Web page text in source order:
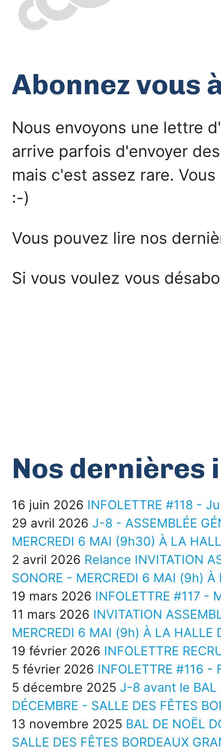
Abonnez vous
Nous envoyons une lettre
arrive parfois d'envoyer
mais c'est assez rare.
:-)
Vous pouvez lire nos
Si vous voulez vous
Nos
16 juin 2026 INFOLETTRE #118 -
29 avril 2026 J-8 - ASSEMBLÉE
MERCREDI 6 MAI (9h30) À LA
2 avril 2026 Relance INVITATION
SONORE - MERCREDI 6 MAI (9h)
19 mars 2026 INFOLETTRE #117 -
11 mars 2026 INVITATION
MERCREDI 6 MAI (9h) À LA HALLE
19 février 2026 INFOLETTRE
5 février 2026 INFOLETTRE #116 -
5 décembre 2025 J-8 avant le BAL
DÉCEMBRE - SALLE DES FÊTES
13 novembre 2025 BAL DE NOËL
SALLE DES FÊTES BORDEAUX